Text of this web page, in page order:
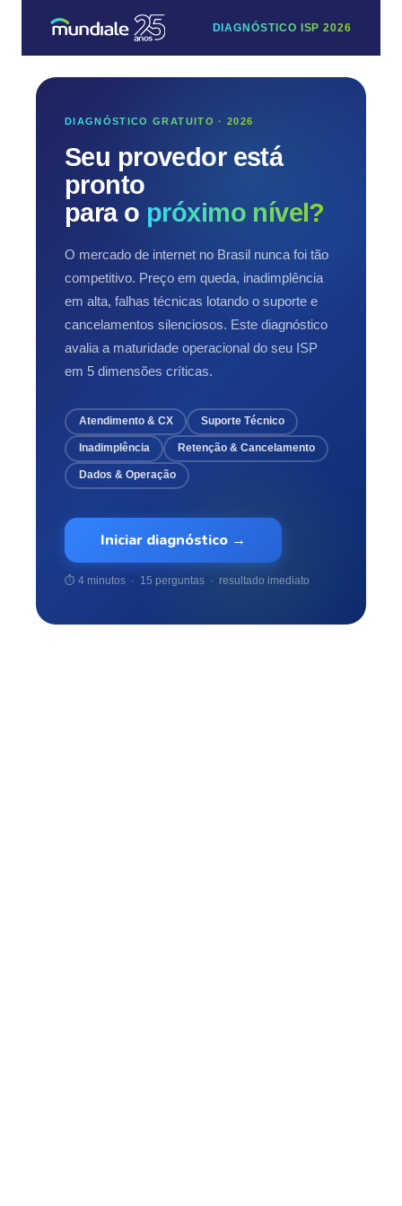
DIAGNÓSTICO ISP 2026
DIAGNÓSTICO GRATUITO · 2026
Seu provedor está
pronto
para o próximo nível?
O mercado de internet no Brasil nunca foi tão
competitivo. Preço em queda, inadimplência
em alta, falhas técnicas lotando o suporte e
cancelamentos silenciosos. Este diagnóstico
avalia a maturidade operacional do seu ISP
em 5 dimensões críticas.
Atendimento & CX Suporte Técnico
Inadimplência Retenção & Cancelamento
Dados & Operação
Iniciar diagnóstico →
⏱ 4 minutos · 15 perguntas · resultado imediato